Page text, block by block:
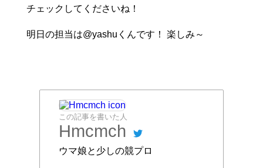
チェックしてくださいね！
明日の担当は@yashuくんです！ 楽しみ～
この記事を書いた人
Hmcmch
ウマ娘と少しの競プロ